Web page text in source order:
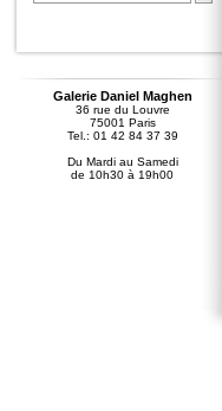
Galerie Daniel Maghen
36 rue du Louvre
75001 Paris
Tel.: 01 42 84 37 39
Du Mardi au Samedi
de 10h30 à 19h00